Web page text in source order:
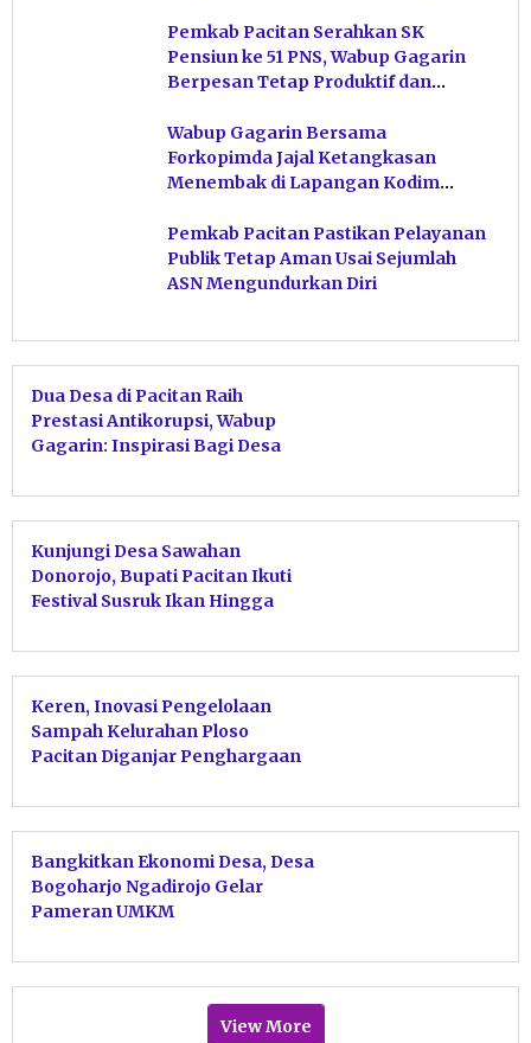
Pemkab Pacitan Serahkan SK
Pensiun ke 51 PNS, Wabup Gagarin
Berpesan Tetap Produktif dan
Wabup Gagarin Bersama
Forkopimda Jajal Ketangkasan
Menembak di Lapangan Kodim
Pemkab Pacitan Pastikan Pelayanan
Publik Tetap Aman Usai Sejumlah
ASN Mengundurkan Diri
Dua Desa di Pacitan Raih
Prestasi Antikorupsi, Wabup
Gagarin: Inspirasi Bagi Desa
Kunjungi Desa Sawahan
Donorojo, Bupati Pacitan Ikuti
Festival Susruk Ikan Hingga
Keren, Inovasi Pengelolaan
Sampah Kelurahan Ploso
Pacitan Diganjar Penghargaan
Bangkitkan Ekonomi Desa, Desa
Bogoharjo Ngadirojo Gelar
Pameran UMKM
View More